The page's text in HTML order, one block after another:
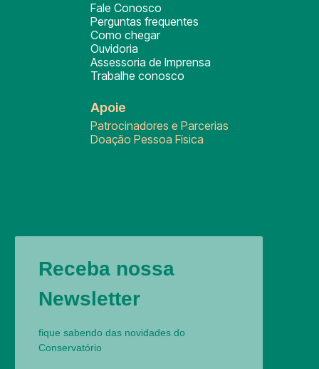
Fale Conosco
Perguntas frequentes
Como chegar
Ouvidoria
Assessoria de Imprensa
Trabalhe conosco
Apoie
Patrocinadores e Parcerias
Doação Pessoa Física